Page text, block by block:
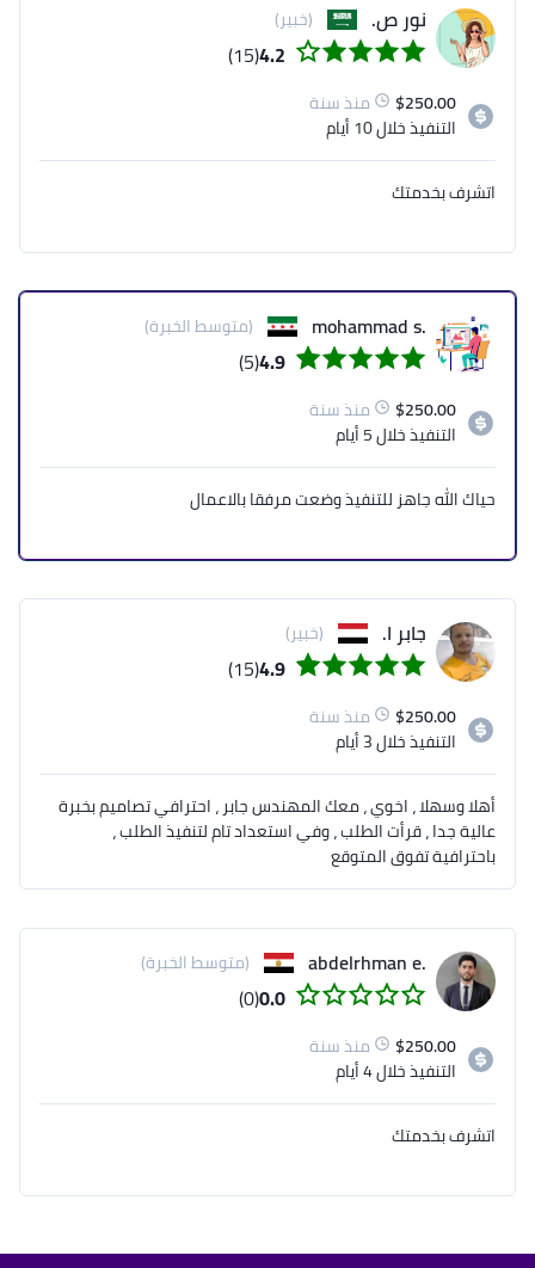
نور ص. (خبير)
4.2
(15)
$250.00
منذ سنة
التنفيذخلال 10 أيام
اتشرف بخدمتك
.mohammad s (متوسط الخبرة)
4.9
(5)
$250.00
منذ سنة
التنفيذخلال 5 أيام
حياك الله جاهز للتنفيذ وضعت مرفقا بالاعمال
جابر ا. (خبير)
4.9
(15)
$250.00
منذ سنة
التنفيذخلال 3 أيام
أهلا وسهلا ، اخوي ، معك المهندس جابر ، احترافي تصاميم بخبرة
عالية جدا ، قرأت الطلب ، وفي استعداد تام لتنفيذ الطلب ،
باحترافية تفوق المتوقع
.abdelrhman e (متوسط الخبرة)
0.0
(0)
$250.00
منذ سنة
التنفيذخلال 4 أيام
اتشرف بخدمتك